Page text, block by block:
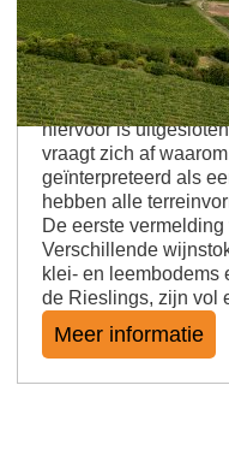
Weinolsheimer
Ik ben blij dat ik me
haarspeldbocht is
serpentine. De
hiervoor is
vraagt zich af
geïnterpreteerd als
hebben alle
De eerste
Verschillende
klei- en leembodems
de Rieslings, zijn vol
Meer informatie